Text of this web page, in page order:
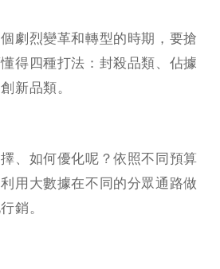
劇烈變革和轉型的時期，要搶
得四種打法：封殺品類、佔據
新品類。
、如何優化呢？依照不同預算
用大數據在不同的分眾通路做
銷。